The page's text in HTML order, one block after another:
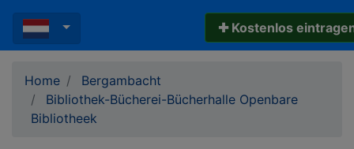
✚ Kostenlos
Home
Bergambacht
Bibliothek-Bücherei-Bücherhalle Openbare
Bibliotheek